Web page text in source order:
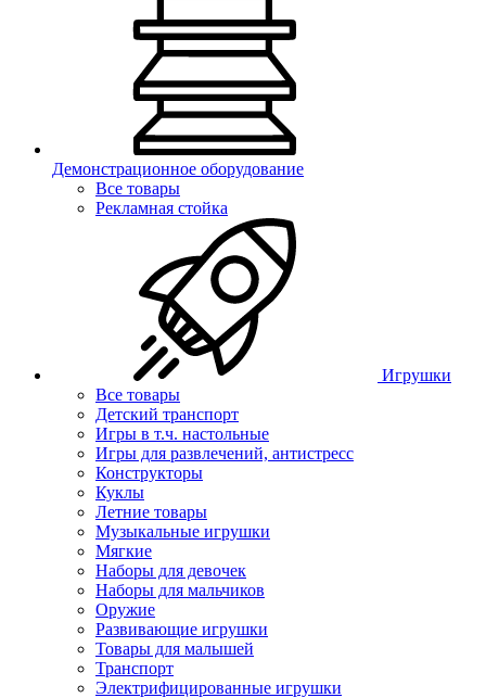
Демонстрационное оборудование
Все товары
Рекламная стойка
Игрушки
Все товары
Детский транспорт
Игры в т.ч. настольные
Игры для развлечений, антистресс
Конструкторы
Куклы
Летние товары
Музыкальные игрушки
Мягкие
Наборы для девочек
Наборы для мальчиков
Оружие
Развивающие игрушки
Товары для малышей
Транспорт
Электрифицированные игрушки